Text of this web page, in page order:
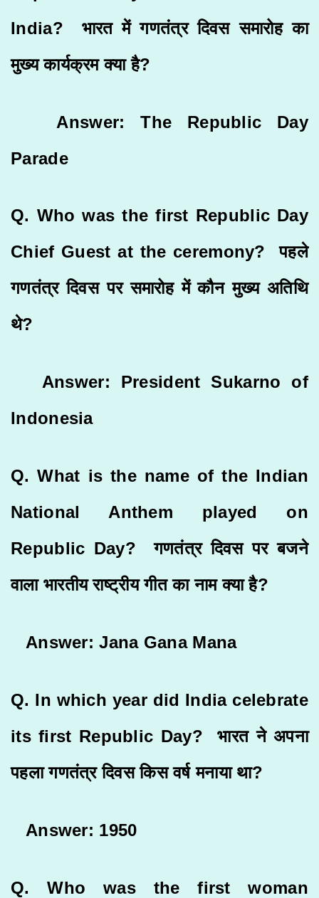
India? भारत में गणतंत्र दिवस समारोह का
मुख्य कार्यक्रम क्या है?
Answer: The Republic Day
Parade
Q. Who was the first Republic Day
Chief Guest at the ceremony? पहले
गणतंत्र दिवस पर समारोह में कौन मुख्य अतिथि
थे?
Answer: President Sukarno of
Indonesia
Q. What is the name of the Indian
National Anthem played on
Republic Day? गणतंत्र दिवस पर बजने
वाला भारतीय राष्ट्रीय गीत का नाम क्या है?
Answer: Jana Gana Mana
Q. In which year did India celebrate
its first Republic Day?भारत ने अपना
पहला गणतंत्र दिवस किस वर्ष मनाया था?
Answer: 1950
Q. Who was the first woman